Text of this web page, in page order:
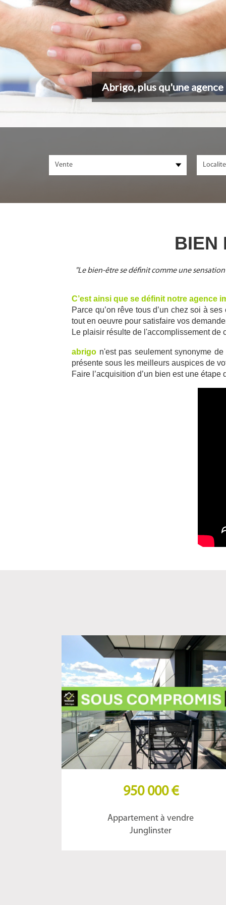
Abrigo, plus qu'une
BIEN
"Le bien-être se définit comme une
C’est ainsi que se définit notre agence
Parce qu’on rêve tous d’un chez soi à
tout en oeuvre pour satisfaire vos
Le plaisir résulte de l'accomplissement de
abrigo n'est pas seulement synonyme
présente sous les meilleurs auspices de
Faire l’acquisition d’un bien est une
950 000 €
Appartement à vendre
Junglinster